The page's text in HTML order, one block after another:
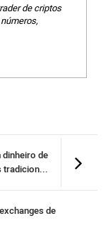
de criptos
de
tradicion...
de